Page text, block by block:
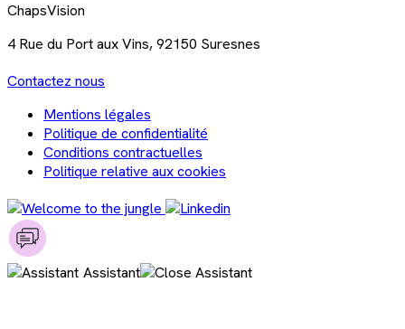
ChapsVision
4 Rue du Port aux Vins, 92150 Suresnes
Contactez nous
Mentions légales
Politique de confidentialité
Conditions contractuelles
Politique relative aux cookies
Assistant